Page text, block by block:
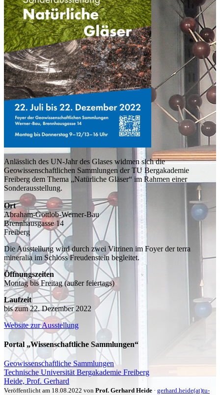
Anlässlich des UN-Jahr des Glases widmen sich die
Geowissenschaftlichen Sammlungen der TU Bergakademie
Freiberg dem Thema „Natürliche Gläser“ im Rahmen einer
Sonderausstellung.
Ort
Abraham-Gottlob-Werner-Bau
Brennhausgasse 14
Freiberg
Die Ausstellung wird durch zwei Vitrinen im Foyer der terra
mineralia im Schloss Freudenstein begleitet.
Öffnungszeiten
Montag bis Freitag (außer feiertags)
Laufzeit
bis zum 22. Dezember 2022
Website zur Ausstellung
Portal „Wissenschaftliche Sammlungen“
Geowissenschaftliche Sammlungen
Technische Universität Bergakademie Freiberg
Heide, Prof. Gerhard
Veröffentlicht am 18.08.2022 von Prof. Gerhard Heide · gerhard.heide(at)tu-